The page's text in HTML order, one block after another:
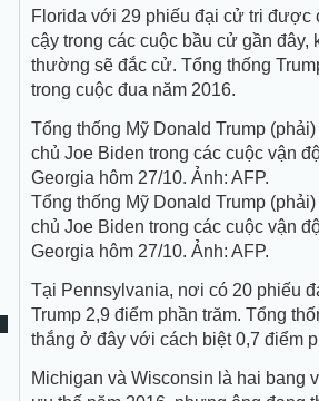
Florida với 29 phiếu đại cử tri được
cậy trong các cuộc bầu cử gần
thường sẽ đắc cử. Tổng thống
trong cuộc đua năm 2016.
Tổng thống Mỹ Donald Trump
chủ Joe Biden trong các cuộc vận
Georgia hôm 27/10. Ảnh: AFP.
Tổng thống Mỹ Donald Trump
chủ Joe Biden trong các cuộc vận
Georgia hôm 27/10. Ảnh: AFP.
Tại Pennsylvania, nơi có 20 phiếu
Trump 2,9 điểm phần trăm. Tổng
thắng ở đây với cách biệt 0,7 điểm
Michigan và Wisconsin là hai bang